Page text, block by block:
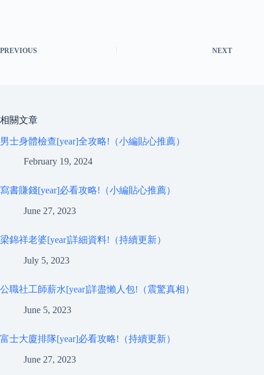
PREVIOUS NEXT
相關文章
男士身體檢查[year]全攻略!（小編貼心推薦）
February 19, 2024
寫書賺錢[year]必看攻略!（小編貼心推薦）
June 27, 2023
梁錦祥老婆[year]詳細資料!（持續更新）
July 5, 2023
公職社工師薪水[year]詳盡懶人包!（震驚真相）
June 5, 2023
富士大廈排隊[year]必看攻略!（持續更新）
June 27, 2023